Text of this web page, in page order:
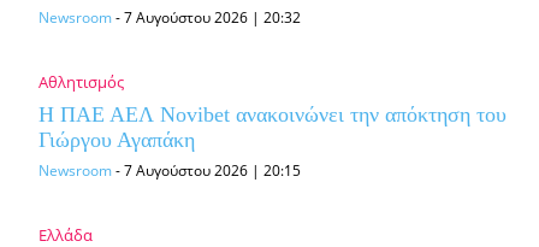
Newsroom-7 Αυγούστου 2026 | 20:32
Αθλητισμός
Η ΠΑΕ ΑΕΛ Novibet ανακοινώνει την απόκτηση του
Γιώργου Αγαπάκη
Newsroom-7 Αυγούστου 2026 | 20:15
Ελλάδα